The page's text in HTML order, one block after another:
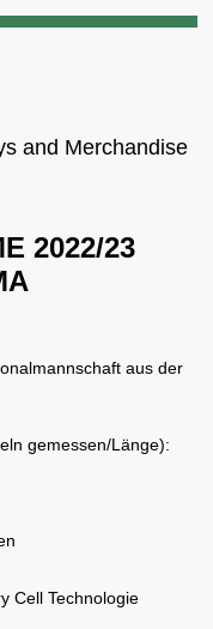
2022/23
aus der
gemessen/Länge):
Cell Technologie